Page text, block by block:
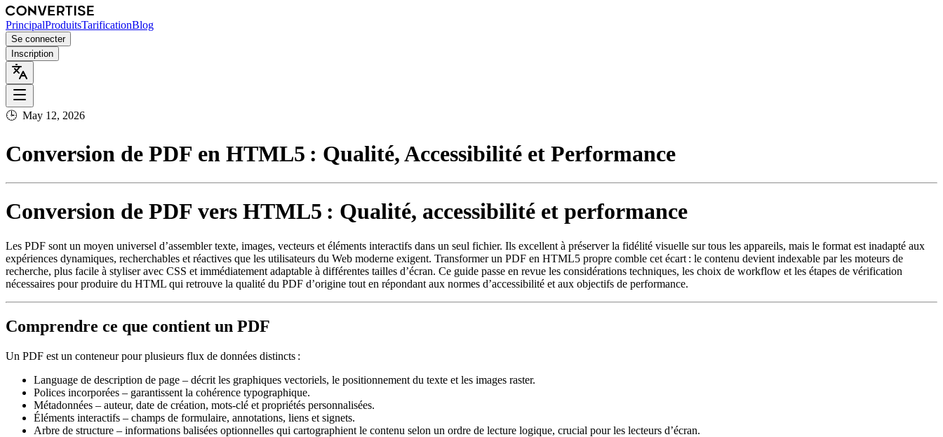
PrincipalProduitsTarificationBlog
Se connecter
Inscription
🕒 May 12, 2026
Conversion de PDF en HTML5 : Qualité, Accessibilité et Performance
Conversion de PDF vers HTML5 : Qualité, accessibilité et performance
Les PDF sont un moyen universel d’assembler texte, images, vecteurs et éléments interactifs dans un seul fichier. Ils excellent à préserver la fidélité visuelle sur tous les appareils, mais le format est inadapté aux
expériences dynamiques, recherchables et réactives que les utilisateurs du Web moderne exigent. Transformer un PDF en HTML5 propre comble cet écart : le contenu devient indexable par les moteurs de
recherche, plus facile à styliser avec CSS et immédiatement adaptable à différentes tailles d’écran. Ce guide passe en revue les considérations techniques, les choix de workflow et les étapes de vérification
nécessaires pour produire du HTML qui retrouve la qualité du PDF d’origine tout en répondant aux normes d’accessibilité et aux objectifs de performance.
Comprendre ce que contient un PDF
Un PDF est un conteneur pour plusieurs flux de données distincts :
Language de description de page – décrit les graphiques vectoriels, le positionnement du texte et les images raster.
Polices incorporées – garantissent la cohérence typographique.
Métadonnées – auteur, date de création, mots‑clé et propriétés personnalisées.
Éléments interactifs – champs de formulaire, annotations, liens et signets.
Arbre de structure – informations balisées optionnelles qui cartographient le contenu selon un ordre de lecture logique, crucial pour les lecteurs d’écran.